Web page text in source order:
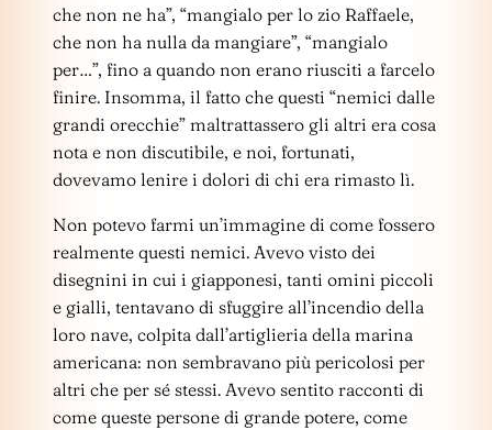
che non ne ha”, “mangialo per lo zio Raffaele,
che non ha nulla da mangiare”, “mangialo
per…”, fino a quando non erano riusciti a farcelo
finire. Insomma, il fatto che questi “nemici dalle
grandi orecchie” maltrattassero gli altri era cosa
nota e non discutibile, e noi, fortunati,
dovevamo lenire i dolori di chi era rimasto lì.
Non potevo farmi un’immagine di come fossero
realmente questi nemici. Avevo visto dei
disegnini in cui i giapponesi, tanti omini piccoli
e gialli, tentavano di sfuggire all’incendio della
loro nave, colpita dall’artiglieria della marina
americana: non sembravano più pericolosi per
altri che per sé stessi. Avevo sentito racconti di
come queste persone di grande potere, come